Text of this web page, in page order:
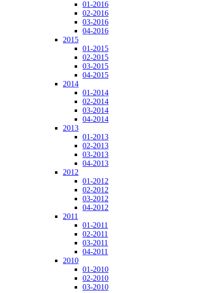
01-2016
02-2016
03-2016
04-2016
2015
01-2015
02-2015
03-2015
04-2015
2014
01-2014
02-2014
03-2014
04-2014
2013
01-2013
02-2013
03-2013
04-2013
2012
01-2012
02-2012
03-2012
04-2012
2011
01-2011
02-2011
03-2011
04-2011
2010
01-2010
02-2010
03-2010